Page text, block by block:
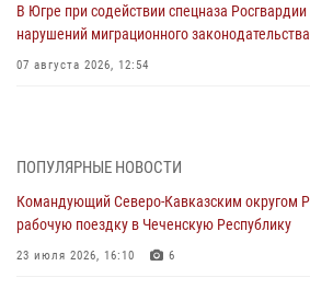
В Югре при содействии спецназа
нарушений миграционного законодательства
07 августа 2026, 12:54
Росгвардии (видео)
07 августа 2026, 12:20
ПОПУЛЯРНЫЕ НОВОСТИ
Командующий Северо-Кавказским округом
рабочую поездку в Чеченскую Республику
23 июля 2026, 16:10 6